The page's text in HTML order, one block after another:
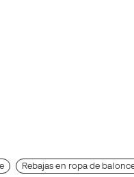
Rebajas en ropa de